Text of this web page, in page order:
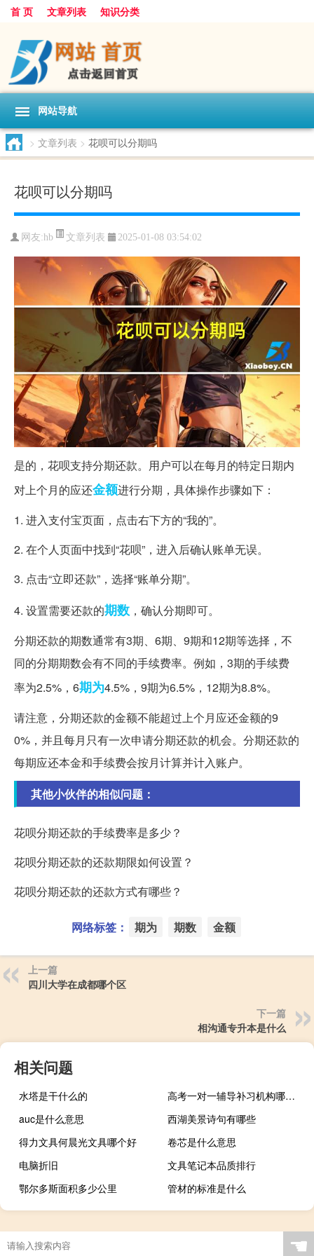
首 页 文章列表 知识分类
网站导航
> 文章列表 > 花呗可以分期吗
花呗可以分期吗
网友:hb 文章列表 2025-01-08 03:54:02
是的，花呗支持分期还款。用户可以在每月的特定日期内
对上个月的应还金额进行分期，具体操作步骤如下：
1. 进入支付宝页面，点击右下方的“我的”。
2. 在个人页面中找到“花呗”，进入后确认账单无误。
3. 点击“立即还款”，选择“账单分期”。
4. 设置需要还款的期数 ，确认分期即可。
分期还款的期数通常有3期、6期、9期和12期等选择，不
同的分期期数会有不同的手续费率。例如，3期的手续费
率为2.5%，6期为4.5%，9期为6.5%，12期为8.8%。
请注意，分期还款的金额不能超过上个月应还金额的9
0%，并且每月只有一次申请分期还款的机会。分期还款的
每期应还本金和手续费会按月计算并计入账户。
其他小伙伴的相似问题：
花呗分期还款的手续费率是多少？
花呗分期还款的还款期限如何设置？
花呗分期还款的还款方式有哪些？
网络标签： 期为 期数 金额
上一篇
四川大学在成都哪个区
下一篇
相沟通专升本是什么
相关问题
水塔是干什么的
高考一对一辅导补习机构哪家好
auc是什么意思
西湖美景诗句有哪些
得力文具何晨光文具哪个好
卷芯是什么意思
电脑折旧
文具笔记本品质排行
鄂尔多斯面积多少公里
管材的标准是什么
☚